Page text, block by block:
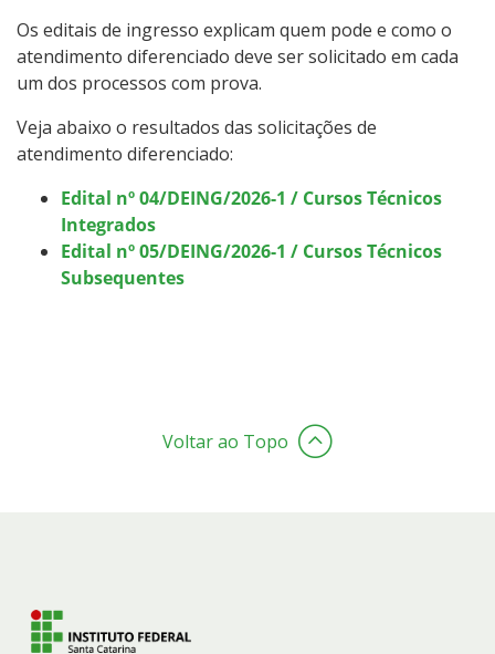
Os editais de ingresso explicam quem pode e como o
atendimento diferenciado deve ser solicitado em cada
um dos processos com prova.
Veja abaixo o resultados das solicitações de
atendimento diferenciado:
Edital nº 04/DEING/2026-1 / Cursos Técnicos
Integrados
Edital nº 05/DEING/2026-1 / Cursos Técnicos
Subsequentes
Voltar ao Topo